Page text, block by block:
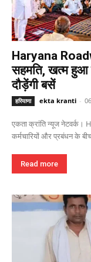
Haryana
सहमति, खत्म हुआ
दौड़ेंगी बसें
हरियाणा ekta kranti -
एकता क्रांति न्यूज
कर्मचारियों और प्रबंधन के
Read more